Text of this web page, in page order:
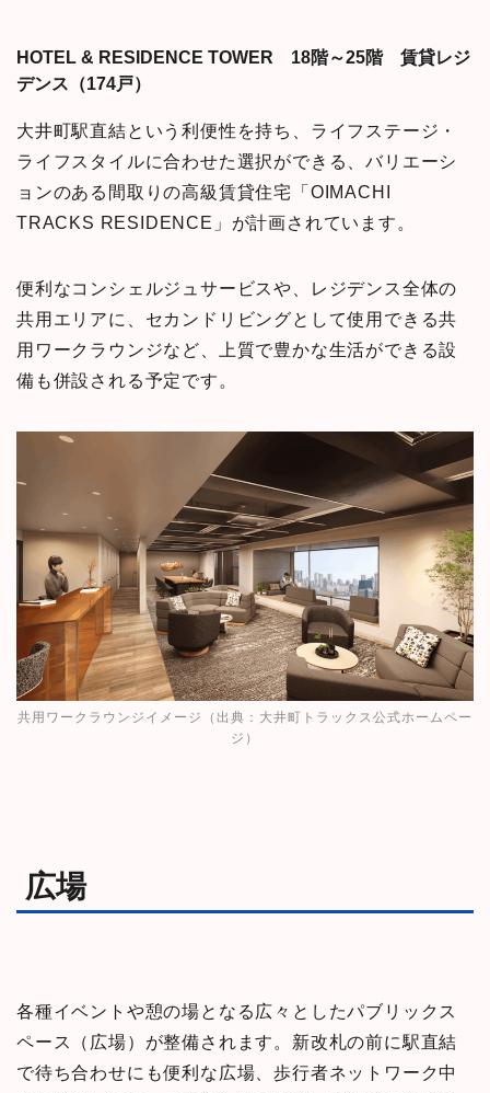
HOTEL & RESIDENCE TOWER 18階～25階 賃貸レジ
デンス（174戸）
大井町駅直結という利便性を持ち、ライフステージ・
ライフスタイルに合わせた選択ができる、バリエーシ
ョンのある間取りの高級賃貸住宅「OIMACHI
TRACKS RESIDENCE」が計画されています。
便利なコンシェルジュサービスや、レジデンス全体の
共用エリアに、セカンドリビングとして使用できる共
用ワークラウンジなど、上質で豊かな生活ができる設
備も併設される予定です。
共用ワークラウンジイメージ（出典： 大井町トラックス公式ホームペー
ジ ）
広場
各種イベントや憩の場となる広々としたパブリックス
ペース（広場）が整備されます。新改札の前に駅直結
で待ち合わせにも便利な広場、歩行者ネットワーク中